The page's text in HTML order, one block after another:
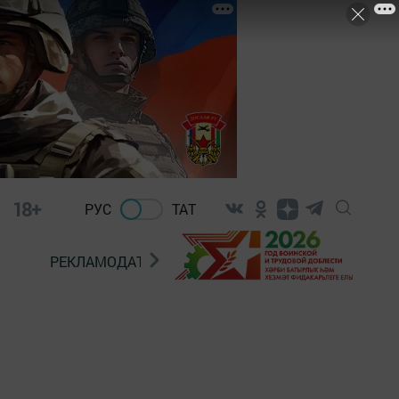
18+ РУС ТАТ
РЕКЛАМОДАТЕЛЯМ